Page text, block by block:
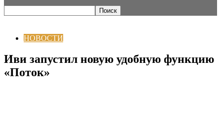
НОВОСТИ
Иви запустил новую удобную функцию
«Поток»